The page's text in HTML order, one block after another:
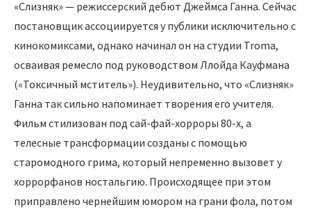
«Слизняк» — режиссерский дебют Джеймса Ганна. Сейчас
постановщик ассоциируется у публики исключительно с
кинокомиксами, однако начинал он на студии Troma,
осваивая ремесло под руководством Ллойда Кауфмана
(«Токсичный мститель»). Неудивительно, что «Слизняк»
Ганна так сильно напоминает творения его учителя.
Фильм стилизован под сай-фай-хорроры 80-х, а
телесные трансформации созданы с помощью
старомодного грима, который непременно вызовет у
хоррорфанов ностальгию. Происходящее при этом
приправлено чернейшим юмором на грани фола, потом